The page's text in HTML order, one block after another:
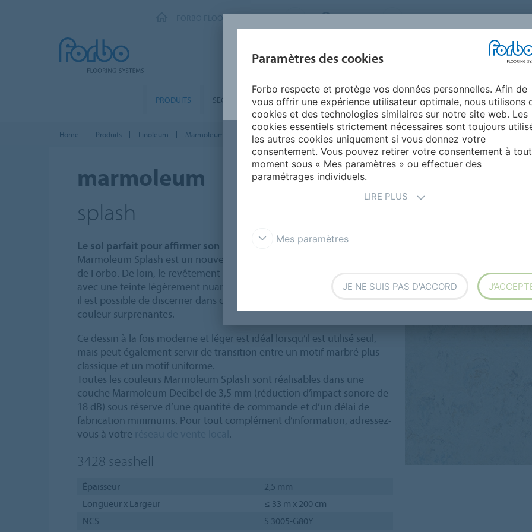
FORBO FLOORING SYSTEMS BELGIUM
PRODUITS SEGMENTS
INSPIRATION &
RÉFÉRENCES
DURABILITÉ
INSTALLATION &
ENTRETIEN
AIDE
Home Produits Linoleum Marmoleum Marbled Marmoleum Splash
marmoleum
splash
Le sol parfait pour affirmer son identité de manière subtile.
Marmoleum Splash est un nouveau dessin de la gamme Marmoleum
de Forbo. De loin, le revêtement Splash présente un aspect gris clair
avec une teinte légèrement nuancée, mais en y regardant de plus près,
il est possible de discerner dans cet ensemble gris clair des pointes de
couleur surprenantes.
Ce dessin à la fois moderne et léger est idéal lorsqu’il est utilisé seul,
mais peut également servir de transition entre un motif marbré plus
classique et un motif uniforme.
Toutes les couleurs Marmoleum Splash sont réalisables dans une
couche Marmoleum Decibel de 3,5 mm (réduction d’impact sonore de
18 dB) sous réserve d’une quantité de commande et d’un délai de
fabrication minimums. Pour tout complément d’information, adressez-
vous à votre
.
3428 seashell
Épaisseur
2,5 mm
Longueur x Largeur
≤ 33 m x 200 cm
NCS
S 3005-G80Y
Paramètres des cookies
Forbo respecte et protège vos données personnelles. Afin de
vous offrir une expérience utilisateur optimale, nous utilisons
cookies et des technologies similaires sur notre site web. Les
cookies essentiels strictement nécessaires sont toujours
les autres cookies uniquement si vous donnez votre
consentement. Vous pouvez retirer votre consentement à tout
moment sous « Mes paramètres » ou effectuer des
paramétrages individuels.
LIRE PLUS
Mes paramètres
JE NE SUIS PAS D'ACCORD